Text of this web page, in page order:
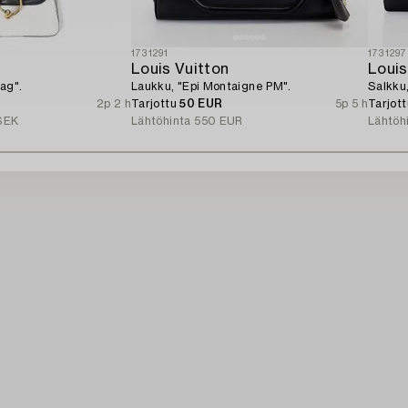
2p 2 h
1731291
Louis Vuitton
Laukku, "Epi Montaigne PM".
Tarjottu50 EUR
5p 5 h
Lähtöhinta 550 EUR
1731297